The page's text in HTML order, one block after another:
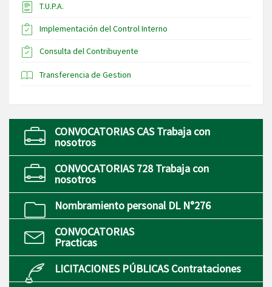
T.U.P.A.
Implementación del Control Interno
Consulta del Contribuyente
Transferencia de Gestion
CONVOCATORIAS CAS Trabaja con
nosotros
CONVOCATORIAS 728 Trabaja con
nosotros
Nombramiento personal DL N°276
CONVOCATORIAS
Practicas
LICITACIONES PÚBLICAS Contrataciones